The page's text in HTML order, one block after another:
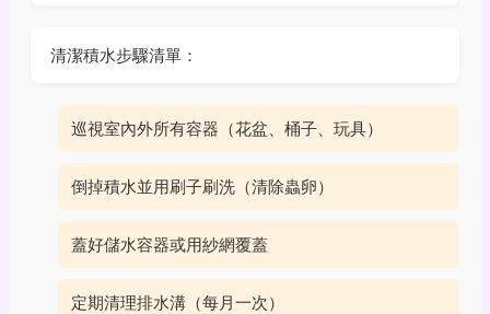
清潔積水步驟清單：
巡視室內外所有容器（花盆、桶子、玩具）
倒掉積水並用刷子刷洗（清除蟲卵）
蓋好儲水容器或用紗網覆蓋
定期清理排水溝（每月一次）